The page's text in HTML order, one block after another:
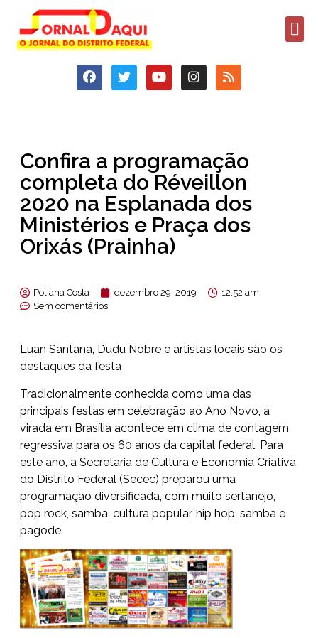
Confira a programação
completa do Réveillon
2020 na Esplanada dos
Ministérios e Praça dos
Orixás (Prainha)
Poliana Costa dezembro 29, 2019
12:52 am
Sem comentários
Luan Santana, Dudu Nobre e artistas locais são os
destaques da festa
Tradicionalmente conhecida como uma das
principais festas em celebração ao Ano Novo, a
virada em Brasília acontece em clima de contagem
regressiva para os 60 anos da capital federal. Para
este ano, a Secretaria de Cultura e Economia Criativa
do Distrito Federal (Secec) preparou uma
programação diversificada, com muito sertanejo,
pop rock, samba, cultura popular, hip hop, samba e
pagode.